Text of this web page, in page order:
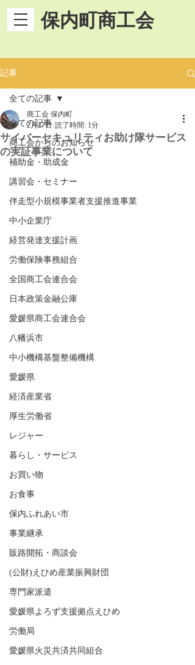
保内町商工会
記事
全ての記事
商工会からのお知らせ
補助金・助成金
講習会・セミナー
伴走型小規模事業者支援推進事業
中小企業庁
経営発達支援計画
労働保険事務組合
全国商工会連合会
日本政策金融公庫
愛媛県商工会連合会
八幡浜市
中小機構基盤整備機構
愛媛県
経済産業省
厚生労働省
レジャー
暮らし・サービス
お買い物
お食事
保内ふれあい市
事業継承
販路開拓・商談会
(公財)えひめ産業振興財団
専門家派遣
愛媛県よろず支援拠点えひめ
労働局
愛媛県火災共済共同組合
全ての記事
サイバーセキュリティお助け隊サービス
の実証事業について
商工会 保内町
2月27日 読了時間: 1分